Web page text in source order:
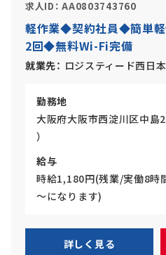
求人ID AA0803743760
軽作業◆契約社員◆簡単
2回◆無料Wi-Fi完備
就業先 ロジスティード西日
勤務地
大阪府大阪市西淀川区中島
）
給与
時給1,180円(残業/実働8時
～になります)
詳しく見る